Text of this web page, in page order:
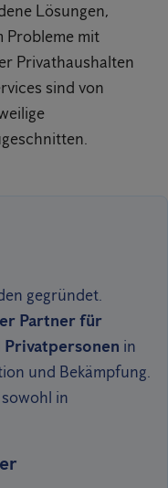
Lösungen,
Probleme mit
Privathaushalten
sind von
gegründet.
Partner für
Privatpersonen in
und Bekämpfung.
in